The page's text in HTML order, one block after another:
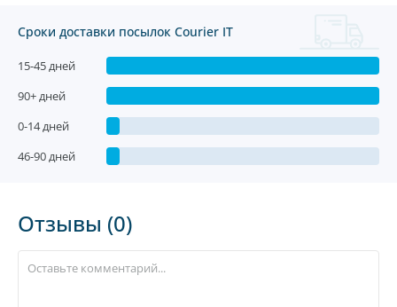
Сроки доставки посылок Courier IT
15-45 дней
90+ дней
0-14 дней
46-90 дней
Отзывы (0)